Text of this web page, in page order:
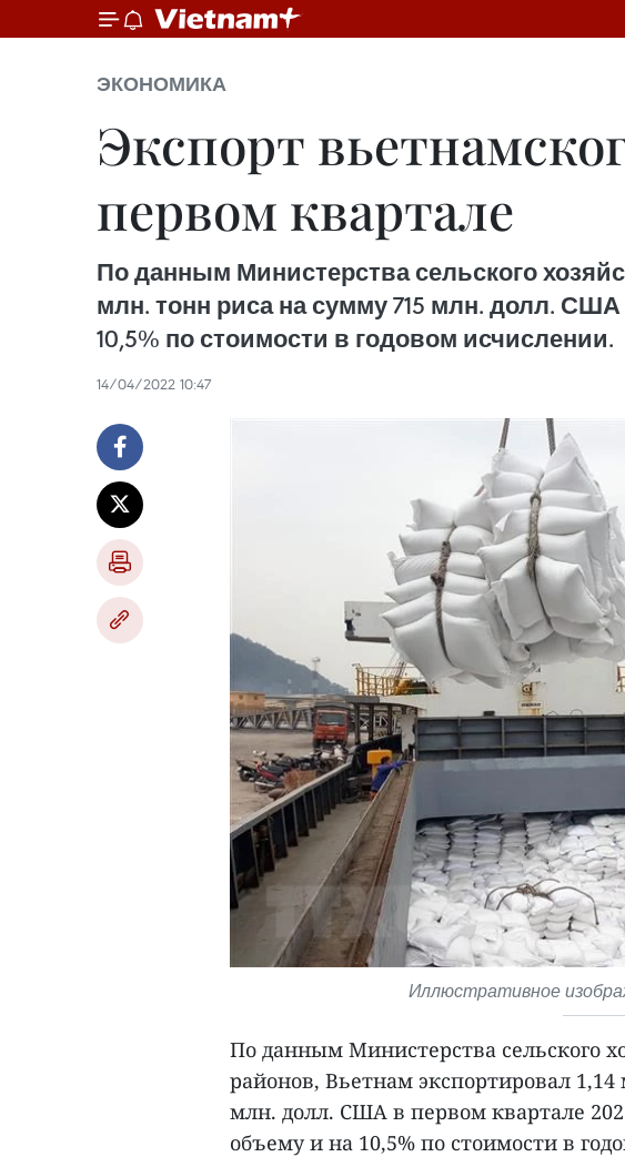
ЭКОНОМИКА
Экспорт
первом квартале
По данным Министерства сельского
млн. тонн риса на сумму 715 млн. долл.
10,5% по стоимости в годовом исчислении.
14/04/2022 10:47
Иллюстративное
По данным Министерства сельского
районов, Вьетнам экспортировал
млн. долл. США в первом квартале
объему и на 10,5% по стоимости в